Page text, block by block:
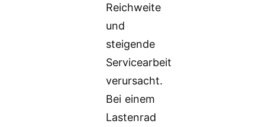
Reichweite
und
steigende
Servicearbeit
verursacht.
Bei einem
Lastenrad